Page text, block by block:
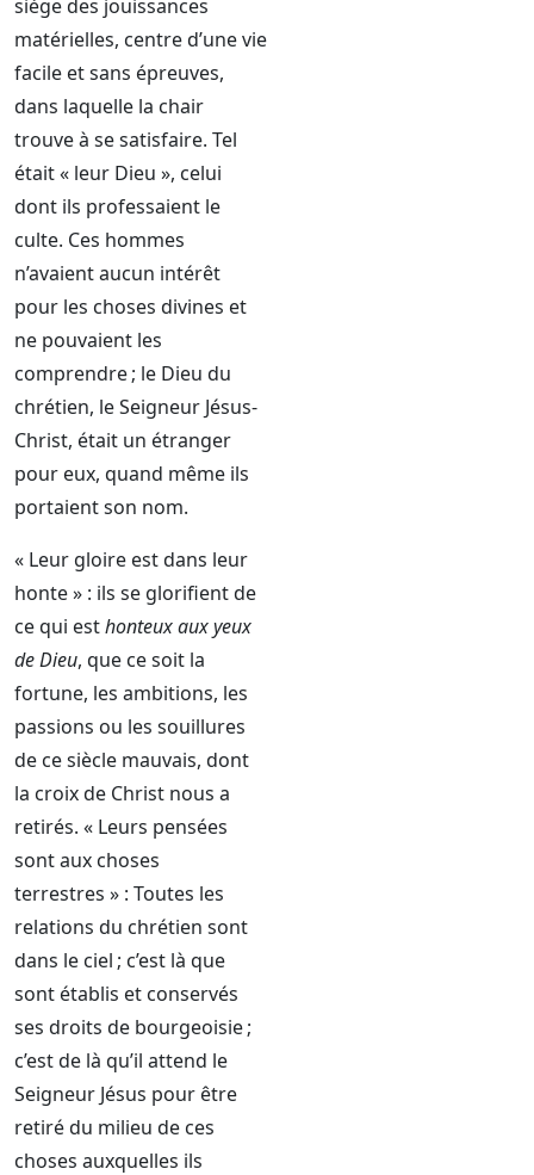
siège des jouissances
matérielles, centre d’une vie
facile et sans épreuves,
dans laquelle la chair
trouve à se satisfaire. Tel
était « leur Dieu », celui
dont ils professaient le
culte. Ces hommes
n’avaient aucun intérêt
pour les choses divines et
ne pouvaient les
comprendre ; le Dieu du
chrétien, le Seigneur Jésus-
Christ, était un étranger
pour eux, quand même ils
portaient son nom.
« Leur gloire est dans leur
honte » : ils se glorifient de
ce qui esthonteux aux yeux
de Dieu, que ce soit la
fortune, les ambitions, les
passions ou les souillures
de ce siècle mauvais, dont
la croix de Christ nous a
retirés. « Leurs pensées
sont aux choses
terrestres » : Toutes les
relations du chrétien sont
dans le ciel ; c’est là que
sont établis et conservés
ses droits de bourgeoisie ;
c’est de là qu’il attend le
Seigneur Jésus pour être
retiré du milieu de ces
choses auxquelles ils